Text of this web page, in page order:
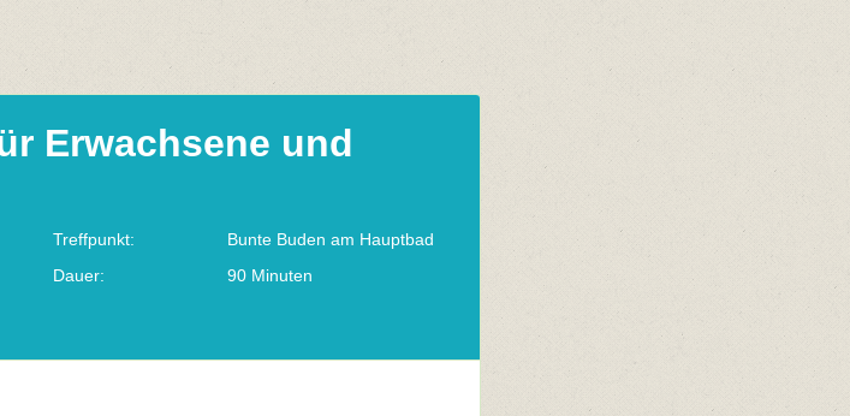
Erwachsene und
Treffpunkt:
Bunte Buden am Hauptbad
Dauer: 90 Minuten